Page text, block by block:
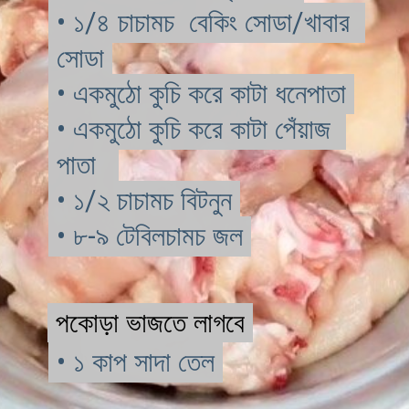
• ১/৪ চাচামচ  বেকিং সোডা/খাবার
সোডা
• একমুঠো কুচি করে কাটা ধনেপাতা
• একমুঠো কুচি করে কাটা পেঁয়াজ
পাতা
• ১/২ চাচামচ বিটনুন
• ৮-৯ টেবিলচামচ জল
• ১/৪ চাচামচ  বেকিং সোডা/খাবার
সোডা
• একমুঠো কুচি করে কাটা ধনেপাতা
• একমুঠো কুচি করে কাটা পেঁয়াজ
পাতা
• ১/২ চাচামচ বিটনুন
• ৮-৯ টেবিলচামচ জল
পকোড়া ভাজতে লাগবে
পকোড়া ভাজতে লাগবে
• ১ কাপ সাদা তেল
• ১ কাপ সাদা তেল